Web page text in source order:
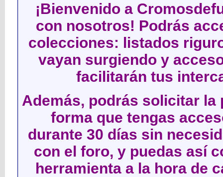
¡Bienvenido a
con nosotros! Podrás
colecciones: listados
vayan surgiendo y
facilitarán tus
Además, podrás solicitar
forma que tengas
durante 30 días sin
con el foro, y puedas así
herramienta a la hora de